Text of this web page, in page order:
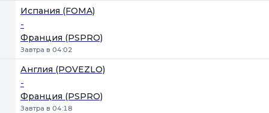
Испания (FOMA)
-
Франция (PSPRO)
Завтра в 04:02
Англия (POVEZLO)
-
Франция (PSPRO)
Завтра в 04:18